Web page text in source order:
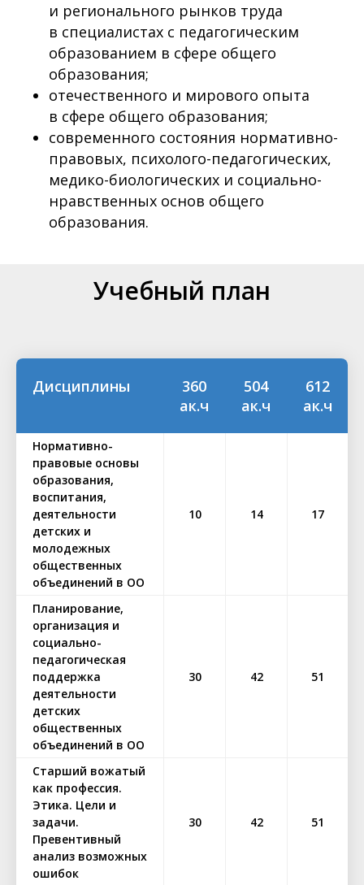
и регионального рынков труда
в специалистах с педагогическим
образованием в сфере общего
образования;
отечественного и мирового опыта
в сфере общего образования;
современного состояния нормативно-
правовых, психолого-педагогических,
медико-биологических и социально-
нравственных основ общего
образования.
Учебный план
Дисциплины
360
ак.ч
504
ак.ч
612
ак.ч
Нормативно-
правовые основы
образования,
воспитания,
деятельности
детских и
молодежных
общественных
объединений в ОО
10 14 17
Планирование,
организация и
социально-
педагогическая
поддержка
деятельности
детских
общественных
объединений в ОО
30 42 51
Старший вожатый
как профессия.
Этика. Цели и
задачи.
Превентивный
анализ возможных
ошибок
30 42 51